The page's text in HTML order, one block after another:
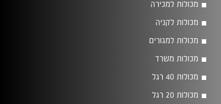
מכולות למכירה
מכולות לקניה
מכולות למגורים
מכולות משרד
מכולות 40 רגל
מכולות 20 רגל